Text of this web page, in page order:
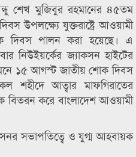
শেখ মুজিবুর রহমানের ৪৫তম
উপলক্ষ্যে যুক্তরাষ্ট্রে আওয়ামী
দিবস পালন করা হয়েছে। এ
নিউইয়র্কের জ্যাকসন হাইটের
১৫ আগস্ট জাতীয় শোক দিবস
শহীদে আত্বার মাফগিরাতের
বিতরন করে বাংলাদেশ আওয়ামী
সভাপতিত্বে ও যুগ্ম আহবায়ক